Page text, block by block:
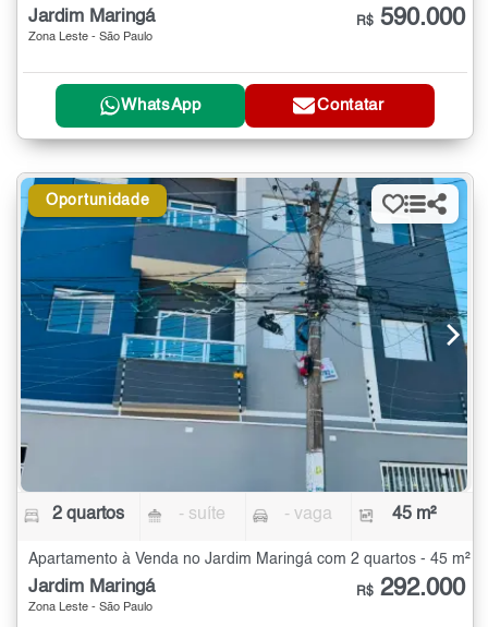
Jardim Maringá
Zona Leste - São Paulo
R$ 590.000
WhatsApp Contatar
Oportunidade
2 quartos - suíte - vaga 45 m²
Apartamento à Venda no Jardim Maringá com 2 quartos - 45 m²
Jardim Maringá
Zona Leste - São Paulo
R$ 292.000